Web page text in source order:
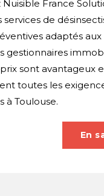
Nuisible France
services de
adaptés aux
gestionnaires
sont avantageux
toutes les
à Toulouse.
En